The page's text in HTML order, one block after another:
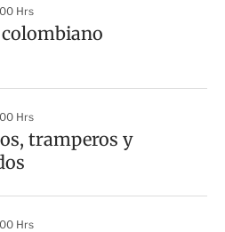
Hrs
Hrs
tramperos y
Hrs